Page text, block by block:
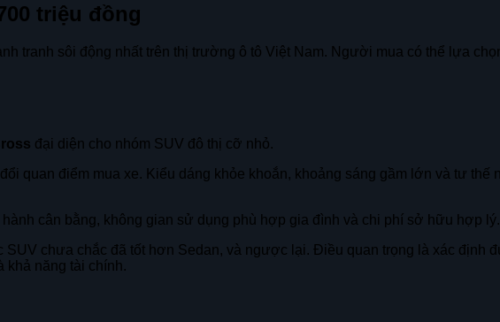
triệu đồng
tranh sôi động nhất trên thị trường ô tô Việt Nam. Người mua có thể lựa
đại diện cho nhóm SUV đô thị cỡ nhỏ.
quan điểm mua xe. Kiểu dáng khỏe khoắn, khoảng sáng gầm lớn và tư thế
cân bằng, không gian sử dụng phù hợp gia đình và chi phí sở hữu hợp lý.
chưa chắc đã tốt hơn Sedan, và ngược lại. Điều quan trọng là xác định
năng tài chính.